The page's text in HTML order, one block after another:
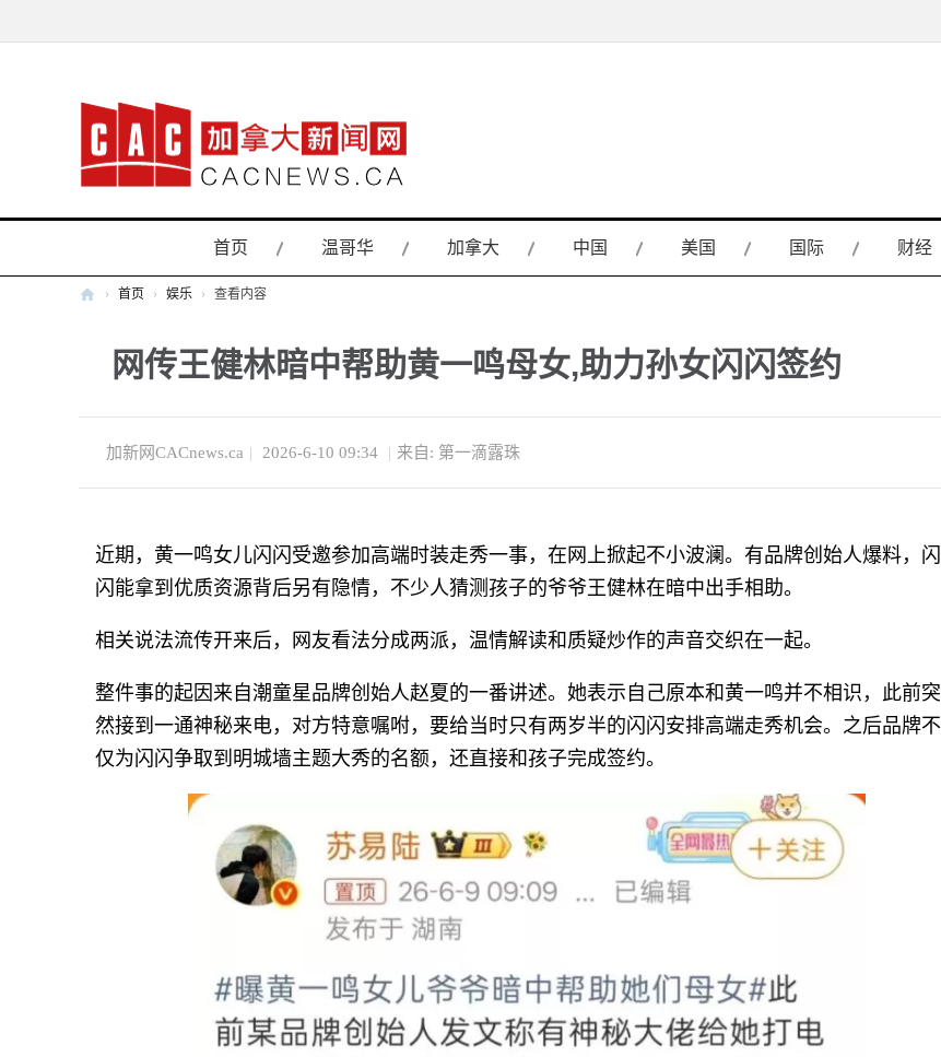
首页 温哥华 加拿大 中国 美国 国际 财经
新
网
› 首页 › 娱乐 › 查看内容
网传王健林暗中帮助黄一鸣母女,助力孙女闪闪签约
加新网CACnews.ca | 2026-6-10 09:34 | 来自: 第一滴露珠
近期，黄一鸣女儿闪闪受邀参加高端时装走秀一事，在网上掀起不小波澜。有品牌创始人爆料，闪
闪能拿到优质资源背后另有隐情，不少人猜测孩子的爷爷王健林在暗中出手相助。
相关说法流传开来后，网友看法分成两派，温情解读和质疑炒作的声音交织在一起。
整件事的起因来自潮童星品牌创始人赵夏的一番讲述。她表示自己原本和黄一鸣并不相识，此前突
然接到一通神秘来电，对方特意嘱咐，要给当时只有两岁半的闪闪安排高端走秀机会。之后品牌不
仅为闪闪争取到明城墙主题大秀的名额，还直接和孩子完成签约。